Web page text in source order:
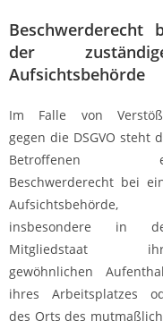
Beschwerde­recht
der
Aufsichts­behörde
Im Falle von
gegen die DSGVO steht
Betroffenen
Beschwerderecht bei
Aufsichtsbehörde,
insbesondere in
Mitgliedstaat
gewöhnlichen
ihres Arbeitsplatzes
des Orts des